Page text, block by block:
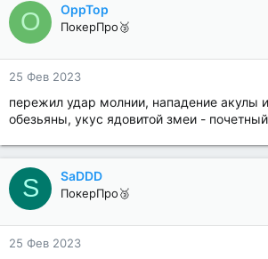
O OppTop
ПокерПро🥉
25 Фев 2023
пережил удар молнии, нападение акулы
обезьяны, укус ядовитой змеи -
S SaDDD
ПокерПро🥉
25 Фев 2023